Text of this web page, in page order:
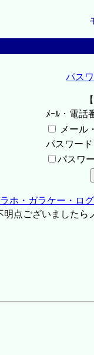
パス
ﾒｰﾙ・電話
メール
パスワード
パスワ
ホ・ガラケー・ロ
点ございましたら